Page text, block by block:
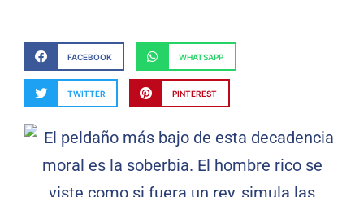
FACEBOOK WHATSAPP
TWITTER PINTEREST